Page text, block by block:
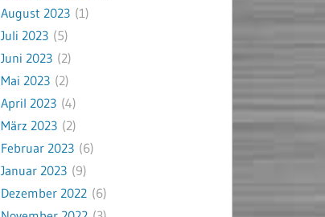
August 2023 (1)
Juli 2023 (5)
Juni 2023 (2)
Mai 2023 (2)
April 2023 (4)
März 2023 (2)
Februar 2023 (6)
Januar 2023 (9)
Dezember 2022 (6)